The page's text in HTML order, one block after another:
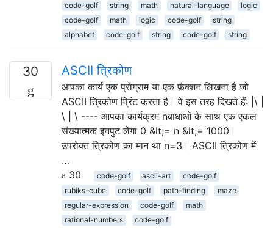
code-golf
string math natural-language
logic
code-golf
math logic code-golf
string
alphabet
code-golf string code-golf string
30 ASCII त्रिकोण
आपका कार्य एक प्रोग्राम या एक फ़ंक्शन लिखना है जो
ASCII त्रिकोण प्रिंट करता है। वे इस तरह दिखते हैं: |\ |
\ | \ ---- आपका कार्यक्रम nबाधाओं के साथ एक एकल
संख्यात्मक इनपुट लेगा 0 &lt;= n &lt;= 1000।
उपरोक्त त्रिकोण का मान था n=3। ASCII त्रिकोण में
…
30
code-golf ascii-art
code-golf
rubiks-cube
code-golf path-finding
maze
regular-expression
code-golf
math
rational-numbers
code-golf